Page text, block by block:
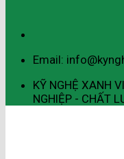
Email:
KỸ NGHỆ XANH
NGHIỆP - CHẤT